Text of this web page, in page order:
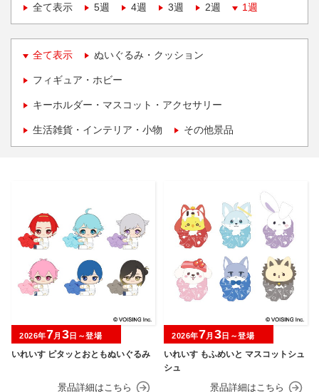
全て表示
5週 4週 3週 2週 1週
全て表示 ぬいぐるみ・クッション
フィギュア・ホビー
キーホルダー・マスコット・アクセサリー
生活雑貨・インテリア・小物 その他景品
いれいす ピタッとおともぬいぐるみ
2026年7月 3日～登場
いれいす もふめいと マスコットシュ
シュ
2026年7月 3日～登場